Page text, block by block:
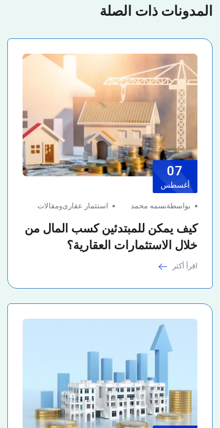
المدونات ذات الصلة
07
أغسطس
بواسطةنسمه محمد استثمار عقارىومقالات
كيف يمكن للمبتدئين كسب المال من
خلال الاستثمارات العقارية؟
اقرأ أكثر